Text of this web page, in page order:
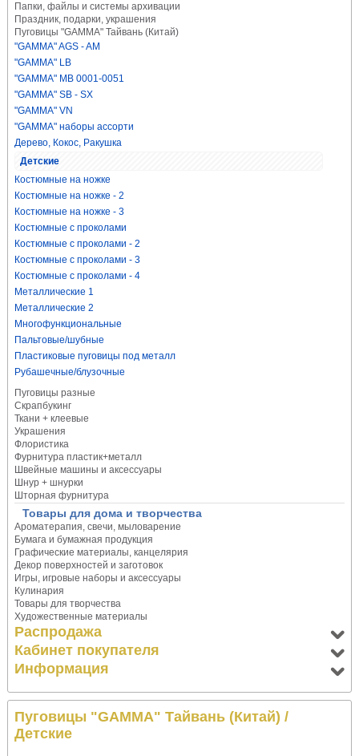
Папки, файлы и системы архивации
Праздник, подарки, украшения
Пуговицы "GAMMA" Тайвань (Китай)
"GAMMA" AGS - AM
"GAMMA" LB
"GAMMA" MB 0001-0051
"GAMMA" SB - SX
"GAMMA" VN
"GAMMA" наборы ассорти
Дерево, Кокос, Ракушка
Детские
Костюмные на ножке
Костюмные на ножке - 2
Костюмные на ножке - 3
Костюмные с проколами
Костюмные с проколами - 2
Костюмные с проколами - 3
Костюмные с проколами - 4
Металлические 1
Металлические 2
Многофункциональные
Пальтовые/шубные
Пластиковые пуговицы под металл
Рубашечные/блузочные
Пуговицы разные
Скрапбукинг
Ткани + клеевые
Украшения
Флористика
Фурнитура пластик+металл
Швейные машины и аксессуары
Шнур + шнурки
Шторная фурнитура
Товары для дома и творчества
Ароматерапия, свечи, мыловарение
Бумага и бумажная продукция
Графические материалы, канцелярия
Декор поверхностей и заготовок
Игры, игровые наборы и аксессуары
Кулинария
Товары для творчества
Художественные материалы
Распродажа
Кабинет покупателя
Информация
Пуговицы "GAMMA" Тайвань (Китай) /
Детские